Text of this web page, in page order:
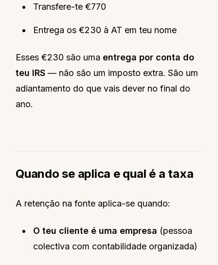
Transfere-te €770
Entrega os €230 à AT em teu nome
Esses €230 são uma entrega por conta do
teu IRS — não são um imposto extra. São um
adiantamento do que vais dever no final do
ano.
Quando se aplica e qual é a taxa
A retenção na fonte aplica-se quando:
O teu cliente é uma empresa (pessoa
colectiva com contabilidade organizada)